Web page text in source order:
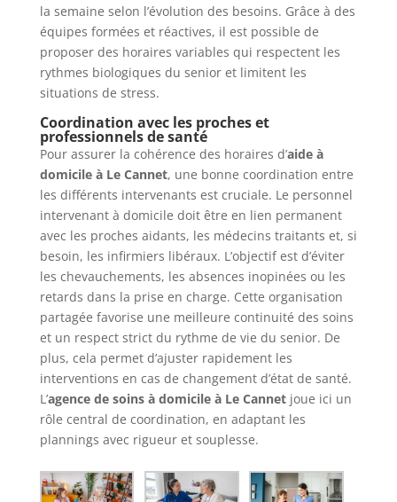
la semaine selon l’évolution des besoins. Grâce à des
équipes formées et réactives, il est possible de
proposer des horaires variables qui respectent les
rythmes biologiques du senior et limitent les
situations de stress.
Coordination avec les proches et
professionnels de santé
Pour assurer la cohérence des horaires d’aide à
domicile à Le Cannet, une bonne coordination entre
les différents intervenants est cruciale. Le personnel
intervenant à domicile doit être en lien permanent
avec les proches aidants, les médecins traitants et, si
besoin, les infirmiers libéraux. L’objectif est d’éviter
les chevauchements, les absences inopinées ou les
retards dans la prise en charge. Cette organisation
partagée favorise une meilleure continuité des soins
et un respect strict du rythme de vie du senior. De
plus, cela permet d’ajuster rapidement les
interventions en cas de changement d’état de santé.
L’agence de soins à domicile à Le Cannetjoue ici un
rôle central de coordination, en adaptant les
plannings avec rigueur et souplesse.